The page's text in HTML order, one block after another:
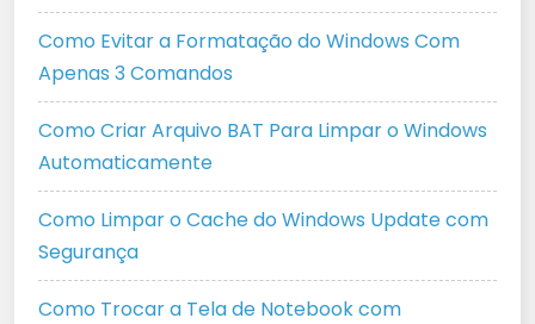
Como Evitar a Formatação do Windows Com
Apenas 3 Comandos
Como Criar Arquivo BAT Para Limpar o Windows
Automaticamente
Como Limpar o Cache do Windows Update com
Segurança
Como Trocar a Tela de Notebook com